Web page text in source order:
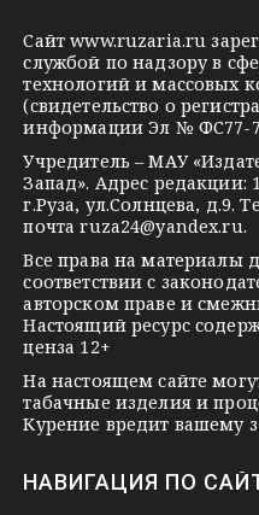
r
a
m
l
a
s
s
n
i
k
i
a
k
t
e
Сайтwww.ruzaria.ru
службой по надзору в
технологий и массовых
(свидетельство о
информации Эл № ФС77-
Учредитель – МАУ
Запад». Адрес редакции:
г.Руза, ул.Солнцева, д.9.
почтаruza24@yandex.ru.
Все права на материалы
соответствии с
авторском праве и
Настоящий ресурс
ценза 12+
На настоящем сайте
табачные изделия и
Курение вредит вашему
НАВИГАЦИЯ ПО